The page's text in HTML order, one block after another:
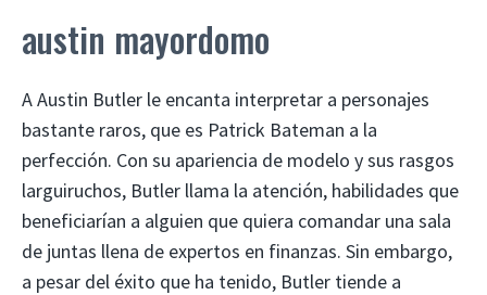
austin mayordomo
A Austin Butler le encanta interpretar a personajes
bastante raros, que es Patrick Bateman a la
perfección. Con su apariencia de modelo y sus rasgos
larguiruchos, Butler llama la atención, habilidades que
beneficiarían a alguien que quiera comandar una sala
de juntas llena de expertos en finanzas. Sin embargo,
a pesar del éxito que ha tenido, Butler tiende a